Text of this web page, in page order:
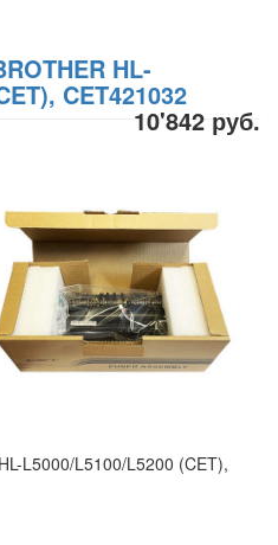
HL-
CET421032
10'842 руб.
L5000/L5100/L5200 (CET),